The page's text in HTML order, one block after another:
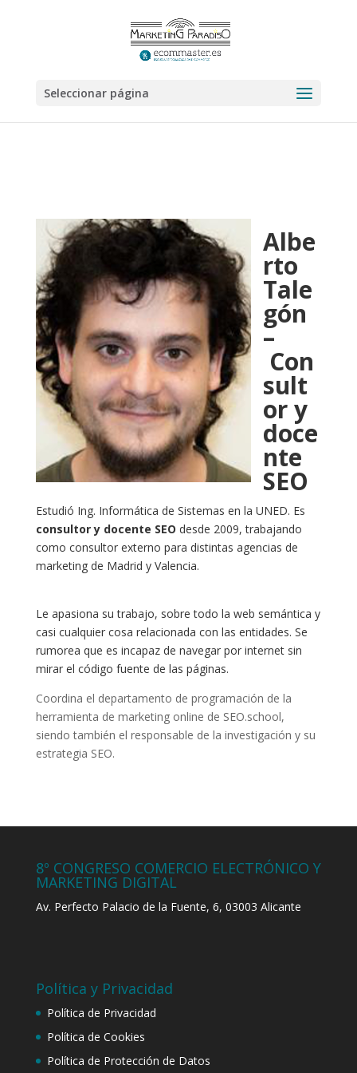
Seleccionar página
Albe
rto
Tale
gón
–
Con
sult
or y
doce
nte
SEO
Estudió Ing. Informática de Sistemas en la UNED. Es
consultor y docente SEO desde 2009, trabajando
como consultor externo para distintas agencias de
marketing de Madrid y Valencia.
Le apasiona su trabajo, sobre todo la web semántica y
casi cualquier cosa relacionada con las entidades. Se
rumorea que es incapaz de navegar por internet sin
mirar el código fuente de las páginas.
Coordina el departamento de programación de la
herramienta de marketing online de SEO.school,
siendo también el responsable de la investigación y su
estrategia SEO.
8º CONGRESO COMERCIO ELECTRÓNICO Y
MARKETING DIGITAL
Av. Perfecto Palacio de la Fuente, 6, 03003 Alicante
Política y Privacidad
Política de Privacidad
Política de Cookies
Política de Protección de Datos